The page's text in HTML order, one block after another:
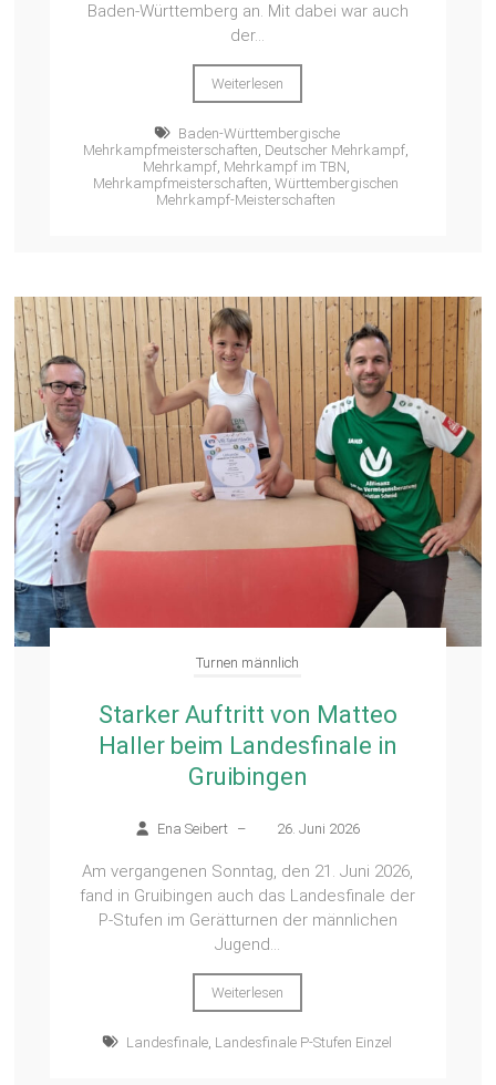
Baden‑Württemberg an. Mit dabei war auch
der...
Weiterlesen
Baden-Württembergische
Mehrkampfmeisterschaften, Deutscher Mehrkampf,
Mehrkampf, Mehrkampf im TBN,
Mehrkampfmeisterschaften,Württembergischen
Mehrkampf-Meisterschaften
Turnen männlich
Starker Auftritt von Matteo
Haller beim Landesfinale in
Gruibingen
Ena Seibert – 26. Juni 2026
Am vergangenen Sonntag, den 21. Juni 2026,
fand in Gruibingen auch das Landesfinale der
P‑Stufen im Gerätturnen der männlichen
Jugend...
Weiterlesen
Landesfinale, Landesfinale P-Stufen Einzel